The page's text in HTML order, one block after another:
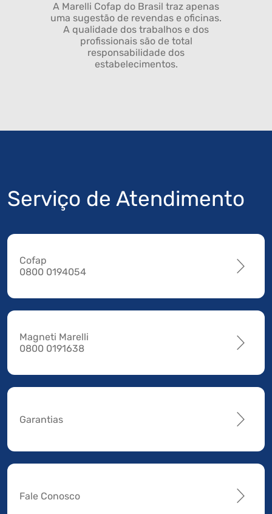
A Marelli Cofap do Brasil traz apenas
uma sugestão de revendas e oficinas.
A qualidade dos trabalhos e dos
profissionais são de total
responsabilidade dos
estabelecimentos.
Serviço de Atendimento
Cofap
0800 0194054
Magneti Marelli
0800 0191638
Garantias
Fale Conosco